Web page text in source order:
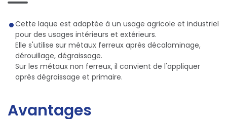
Cette laque est adaptée à un usage agricole et industriel
pour des usages intérieurs et extérieurs.
Elle s'utilise sur métaux ferreux après décalaminage,
dérouillage, dégraissage.
Sur les métaux non ferreux, il convient de l'appliquer
après dégraissage et primaire.
Avantages